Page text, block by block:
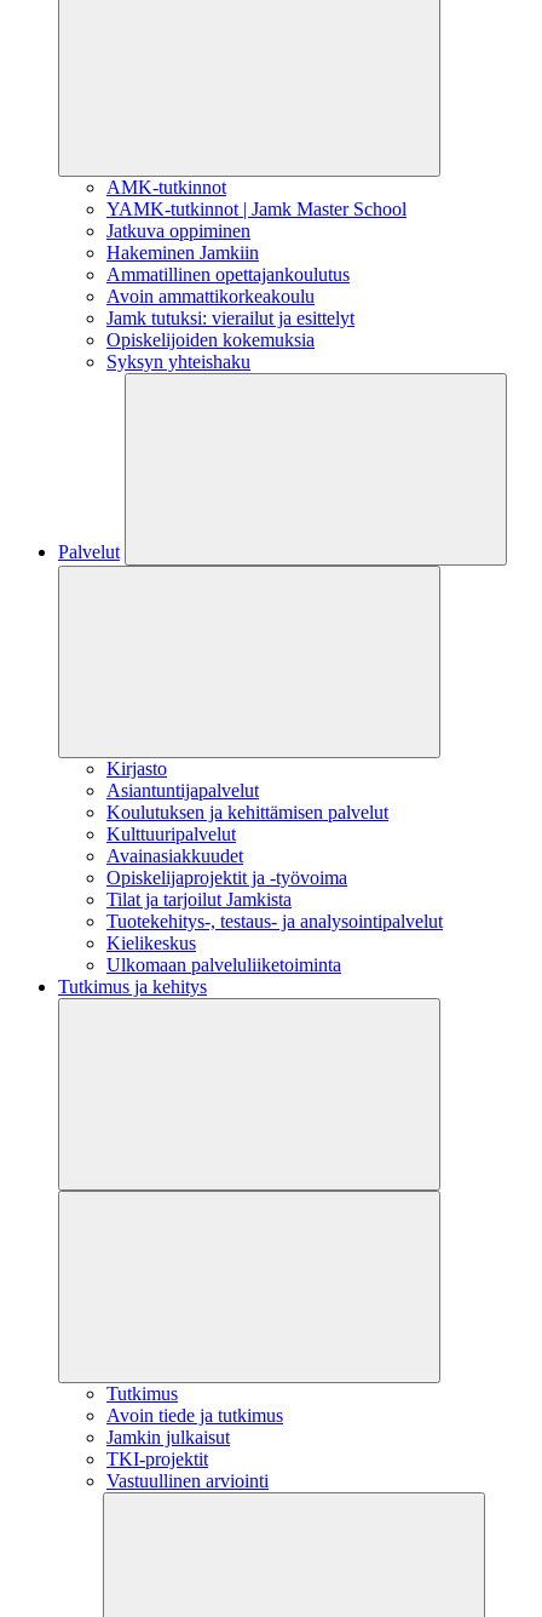
AMK-tutkinnot
YAMK-tutkinnot | Jamk Master School
Jatkuva oppiminen
Hakeminen Jamkiin
Ammatillinen opettajankoulutus
Avoin ammattikorkeakoulu
Jamk tutuksi: vierailut ja esittelyt
Opiskelijoiden kokemuksia
Syksyn yhteishaku
Palvelut
Kirjasto
Asiantuntijapalvelut
Koulutuksen ja kehittämisen palvelut
Kulttuuripalvelut
Avainasiakkuudet
Opiskelijaprojektit​ ja -työvoima
Tilat ja tarjoilut Jamkista
Tuotekehitys-, testaus- ja analysointipalvelut
Kielikeskus
Ulkomaan palveluliiketoiminta
Tutkimus ja kehitys
Tutkimus
Avoin tiede ja tutkimus
Jamkin julkaisut
TKI-projektit
Vastuullinen arviointi